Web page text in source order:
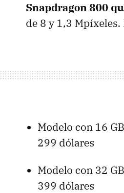
Snapdragon 800
de 8 y 1,3
Modelo con 16
299 dólares
Modelo con 32
399 dólares